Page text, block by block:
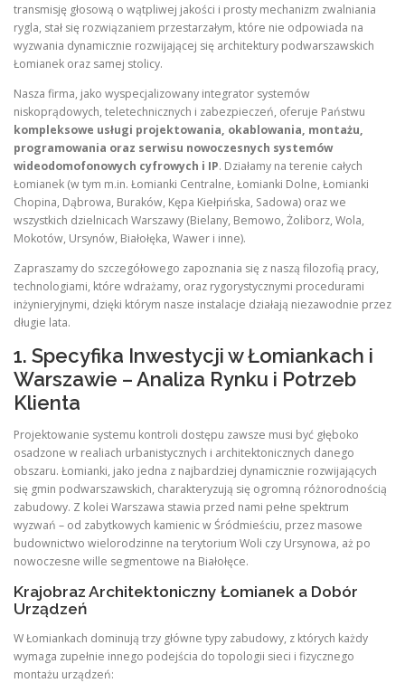
transmisję głosową o wątpliwej jakości i prosty mechanizm zwalniania
rygla, stał się rozwiązaniem przestarzałym, które nie odpowiada na
wyzwania dynamicznie rozwijającej się architektury podwarszawskich
Łomianek oraz samej stolicy.
Nasza firma, jako wyspecjalizowany integrator systemów
niskoprądowych, teletechnicznych i zabezpieczeń, oferuje Państwu
kompleksowe usługi projektowania, okablowania, montażu,
programowania oraz serwisu nowoczesnych systemów
wideodomofonowych cyfrowych i IP. Działamy na terenie całych
Łomianek (w tym m.in. Łomianki Centralne, Łomianki Dolne, Łomianki
Chopina, Dąbrowa, Buraków, Kępa Kiełpińska, Sadowa) oraz we
wszystkich dzielnicach Warszawy (Bielany, Bemowo, Żoliborz, Wola,
Mokotów, Ursynów, Białołęka, Wawer i inne).
Zapraszamy do szczegółowego zapoznania się z naszą filozofią pracy,
technologiami, które wdrażamy, oraz rygorystycznymi procedurami
inżynieryjnymi, dzięki którym nasze instalacje działają niezawodnie przez
długie lata.
1. Specyfika Inwestycji w Łomiankach i
Warszawie – Analiza Rynku i Potrzeb
Klienta
Projektowanie systemu kontroli dostępu zawsze musi być głęboko
osadzone w realiach urbanistycznych i architektonicznych danego
obszaru. Łomianki, jako jedna z najbardziej dynamicznie rozwijających
się gmin podwarszawskich, charakteryzują się ogromną różnorodnością
zabudowy. Z kolei Warszawa stawia przed nami pełne spektrum
wyzwań – od zabytkowych kamienic w Śródmieściu, przez masowe
budownictwo wielorodzinne na terytorium Woli czy Ursynowa, aż po
nowoczesne wille segmentowe na Białołęce.
Krajobraz Architektoniczny Łomianek a Dobór
Urządzeń
W Łomiankach dominują trzy główne typy zabudowy, z których każdy
wymaga zupełnie innego podejścia do topologii sieci i fizycznego
montażu urządzeń: